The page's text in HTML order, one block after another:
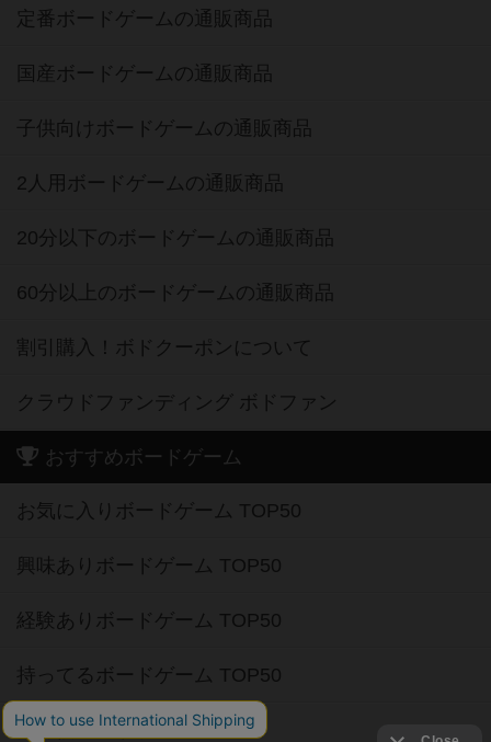
定番ボードゲームの通販商品
国産ボードゲームの通販商品
子供向けボードゲームの通販商品
2人用ボードゲームの通販商品
20分以下のボードゲームの通販商品
60分以上のボードゲームの通販商品
割引購入！ボドクーポンについて
クラウドファンディング ボドファン
おすすめボードゲーム
お気に入りボードゲーム TOP50
興味ありボードゲーム TOP50
経験ありボードゲーム TOP50
持ってるボードゲーム TOP50
高評価ボードゲーム TOP50